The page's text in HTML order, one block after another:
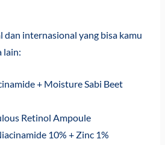
dan internasional yang bisa kamu
lain:
+ Moisture Sabi Beet
Retinol Ampoule
10% + Zinc 1%